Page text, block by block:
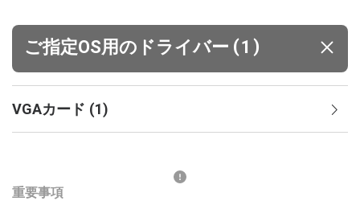
ご指定OS用のドライバー (1 )
VGAカード (1)
重要事項